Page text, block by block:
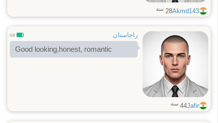
Akmd143
28 سنة
راجاستان 0.8
Good looking,honest, romantic
Jafir
44 سنة